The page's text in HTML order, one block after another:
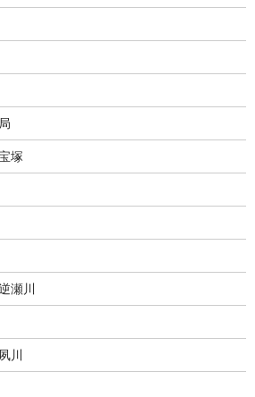
塚
瀬川
川